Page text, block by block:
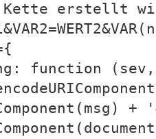
Kette erstellt
function